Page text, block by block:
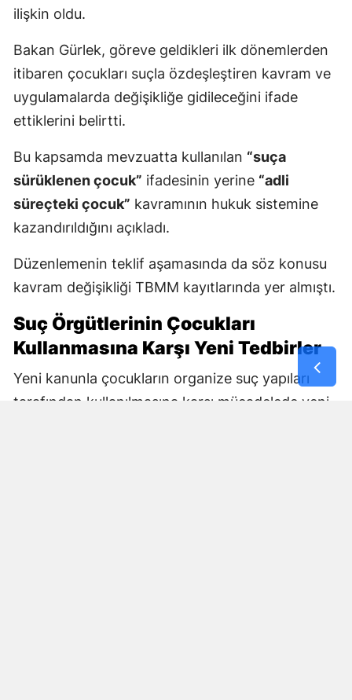
ilişkin oldu.
Bakan Gürlek, göreve geldikleri ilk dönemlerden
itibaren çocukları suçla özdeşleştiren kavram ve
uygulamalarda değişikliğe gidileceğini ifade
ettiklerini belirtti.
Bu kapsamda mevzuatta kullanılan “suça
sürüklenen çocuk” ifadesinin yerine “adli
süreçteki çocuk” kavramının hukuk sistemine
kazandırıldığını açıkladı.
Düzenlemenin teklif aşamasında da söz konusu
kavram değişikliği TBMM kayıtlarında yer almıştı.
Suç Örgütlerinin Çocukları
Kullanmasına Karşı Yeni Tedbirler
Yeni kanunla çocukların organize suç yapıları
tarafından kullanılmasına karşı mücadelede yeni